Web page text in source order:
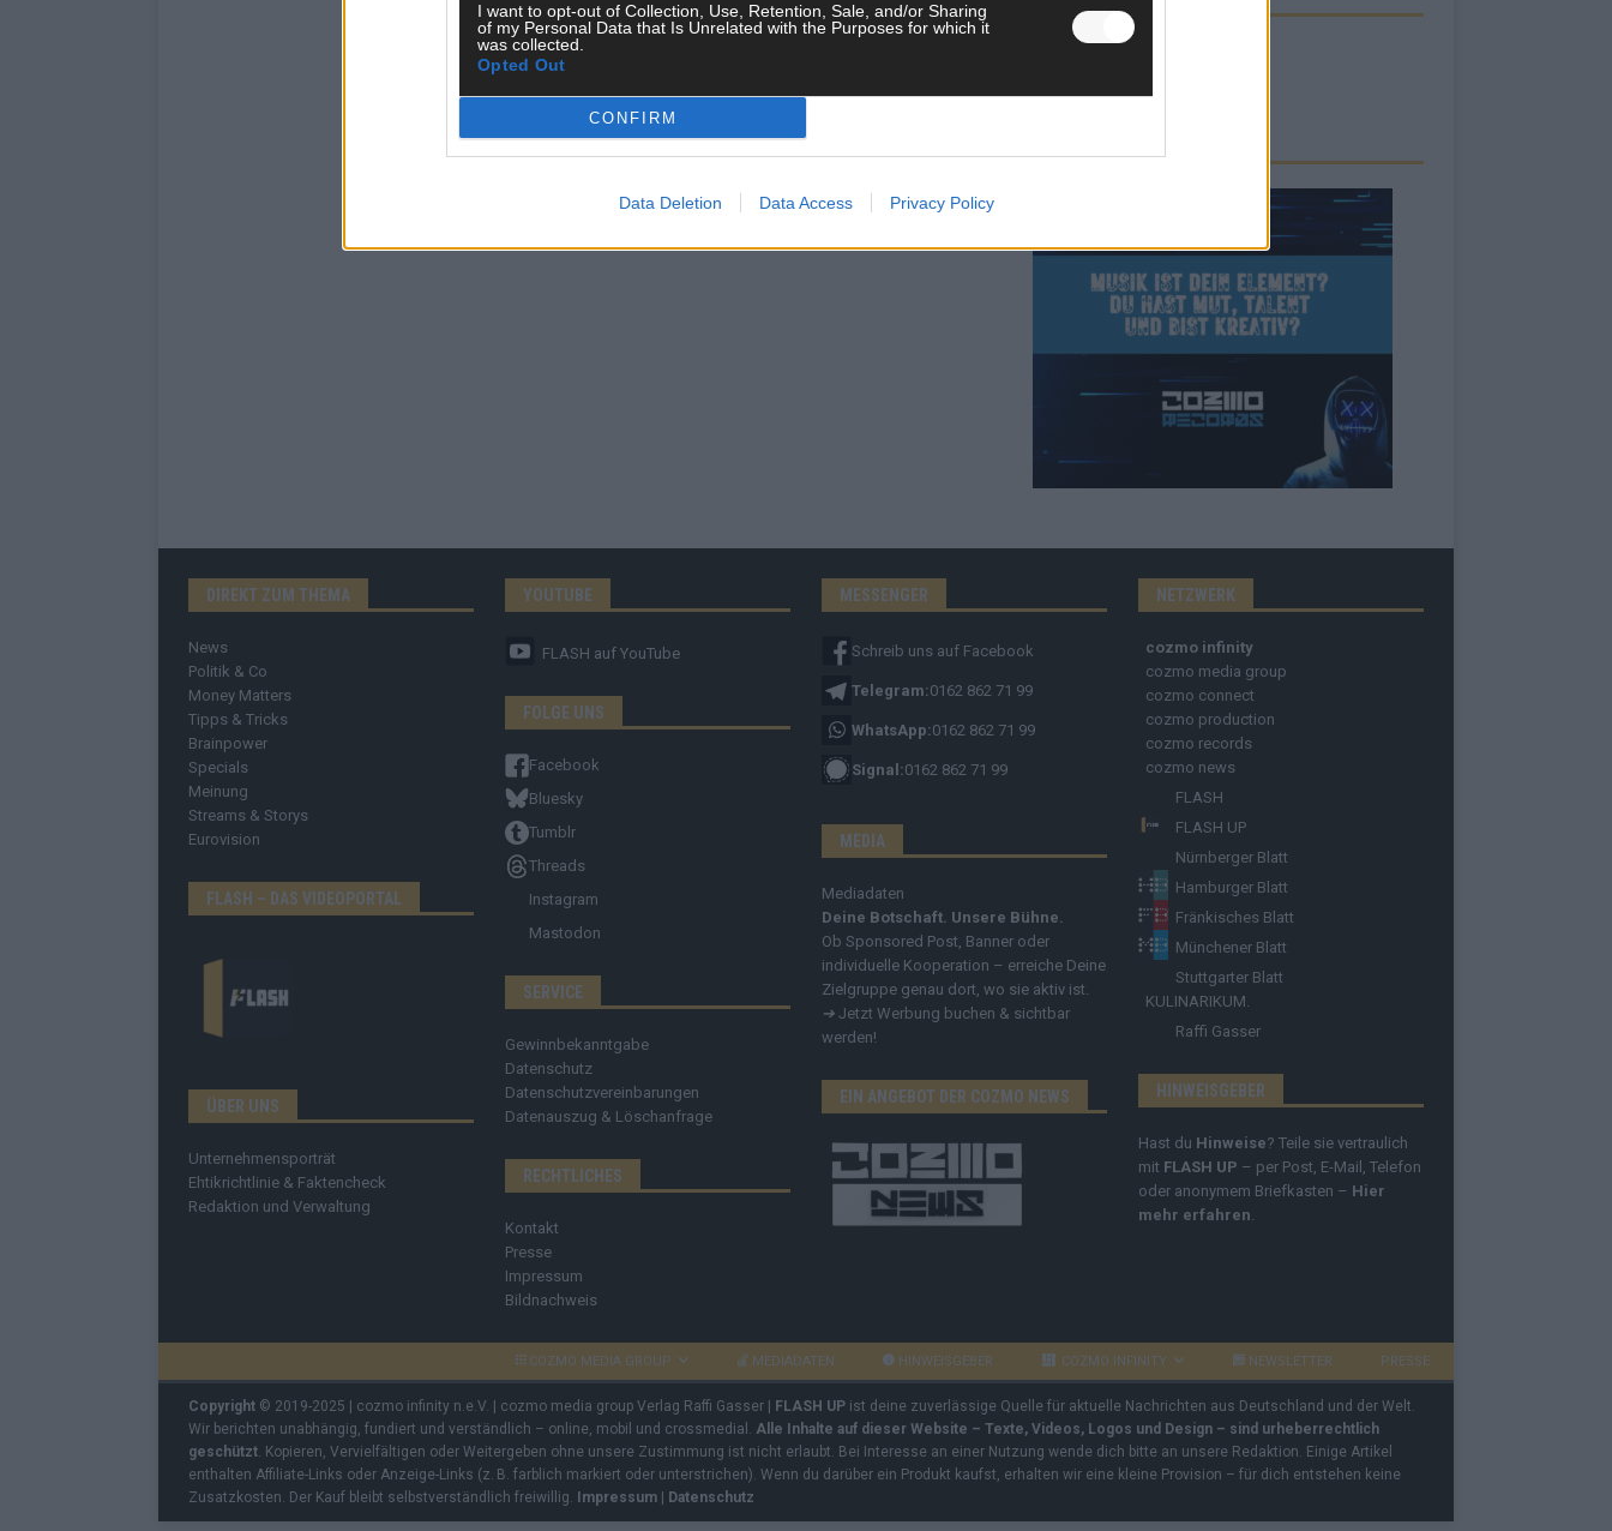
I want to opt-out of Collection, Use, Retention, Sale, and/or Sharing
of my Personal Data that Is Unrelated with the Purposes for which it
was collected.
Opted Out
CONFIRM
Data Deletion Data Access Privacy Policy
DIREKT ZUM THEMA
News
Politik & Co
Money Matters
Tipps & Tricks
Brainpower
Specials
Meinung
Streams & Storys
Eurovision
FLASH – DAS VIDEOPORTAL
ÜBER UNS
Unternehmensporträt
Ehtikrichtlinie & Faktencheck
Redaktion und Verwaltung
YOUTUBE
FLASH auf YouTube
FOLGE UNS
Facebook
Bluesky
Tumblr
Threads
Instagram
Mastodon
SERVICE
Gewinnbekanntgabe
Datenschutz
Datenschutzvereinbarungen
Datenauszug & Löschanfrage
RECHTLICHES
Kontakt
Presse
Impressum
Bildnachweis
MESSENGER
Schreib uns auf Facebook
Telegram:0162 862 71 99
WhatsApp:0162 862 71 99
Signal:0162 862 71 99
MEDIA
Mediadaten
Deine Botschaft. Unsere Bühne.
Ob Sponsored Post, Banner oder
individuelle Kooperation – erreiche Deine
Zielgruppe genau dort, wo sie aktiv ist.
➔ Jetzt Werbung buchen & sichtbar
werden!
EIN ANGEBOT DER COZMO NEWS
NETZWERK
cozmo infinity
cozmo media group
cozmo connect
cozmo production
cozmo records
cozmo news
FLASH
FLASH UP
Nürnberger Blatt
Hamburger Blatt
Fränkisches Blatt
Münchener Blatt
Stuttgarter Blatt
KULINARIKUM.
Raffi Gasser
HINWEISGEBER
Hast du Hinweise? Teile sie vertraulich
mit FLASH UP – per Post, E-Mail, Telefon
oder anonymem Briefkasten – Hier
mehr erfahren.
COZMO MEDIA GROUP MEDIADATEN HINWEISGEBER COZMO INFINITY NEWSLETTER PRESSE
Copyright © 2019-2025 | cozmo infinity n.e.V. | cozmo media group Verlag Raffi Gasser | FLASH UP ist deine zuverlässige Quelle für aktuelle Nachrichten aus Deutschland und der Welt.
Wir berichten unabhängig, fundiert und verständlich – online, mobil und crossmedial. Alle Inhalte auf dieser Website – Texte, Videos, Logos und Design – sind urheberrechtlich
geschützt. Kopieren, Vervielfältigen oder Weitergeben ohne unsere Zustimmung ist nicht erlaubt. Bei Interesse an einer Nutzung wende dich bitte an unsere Redaktion. Einige Artikel
enthalten Affiliate-Links oder Anzeige-Links (z. B. farblich markiert oder unterstrichen). Wenn du darüber ein Produkt kaufst, erhalten wir eine kleine Provision – für dich entstehen keine
Zusatzkosten. Der Kauf bleibt selbstverständlich freiwillig.
Impressum Datenschutz